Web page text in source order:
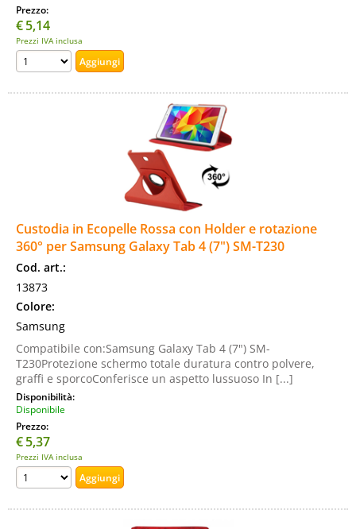
Prezzo:
€5,14
Prezzi IVA inclusa
Custodia in Ecopelle Rossa con Holder e rotazione
360° per Samsung Galaxy Tab 4 (7") SM-T230
Cod. art.:
13873
Colore:
Samsung
Compatibile con:Samsung Galaxy Tab 4 (7") SM-
T230Protezione schermo totale duratura contro polvere,
graffi e sporcoConferisce un aspetto lussuoso In [...]
Disponibilità:
Disponibile
Prezzo:
€5,37
Prezzi IVA inclusa